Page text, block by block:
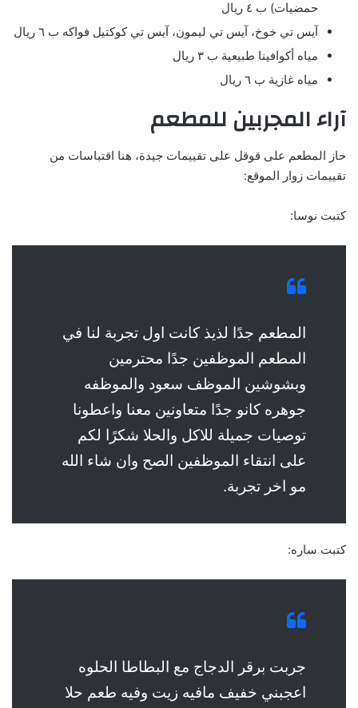
حمضيات) ب ٤ ريال
آيس تي خوخ، آيس تي ليمون، آيس تي كوكتيل فواكه ب ٦ ريال
مياه أكوافينا طبيعية ب ٣ ريال
مياه غازية ب ٦ ريال
آراء المجربين للمطعم
حاز المطعم على قوقل على تقييمات جيدة، هنا اقتباسات من
تقييمات زوار الموقع:
كتبت نوسا:
المطعم جدًا لذيذ كانت اول تجربة لنا في
المطعم الموظفين جدًا محترمين
وبشوشين الموظف سعود والموظفه
جوهره كانو جدًا متعاونين معنا واعطونا
توصيات جميلة للاكل والحلا شكرًا لكم
على انتقاء الموظفين الصح وان شاء الله
مو اخر تجربة.
كتبت ساره:
جربت برقر الدجاج مع البطاطا الحلوه
اعجبني خفيف مافيه زيت وفيه طعم حلا